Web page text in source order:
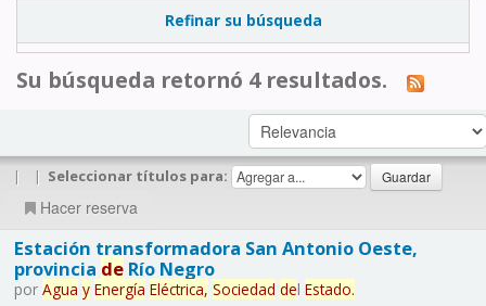
Refinar su búsqueda
Su búsqueda retornó 4 resultados.
| | Seleccionar títulos para:
Hacer reserva
Estación transformadora San Antonio Oeste,
provincia deRío Negro
por Agua y Energía Eléctrica, Sociedad del Estado.